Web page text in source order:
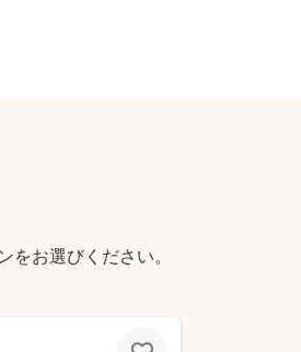
お選びください。